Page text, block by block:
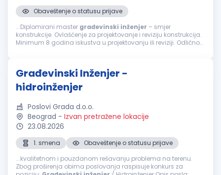
Obaveštenje o statusu prijave
...Diplomirani master građevinski inženjer – smjer
konstrukcije. Ovlašćenje za projektovanje i reviziju konstrukcija.
Minimum 8 godina iskustva u projektovanju ili reviziji. Odlično
Građevinski Inženjer -
hidroinženjer
Poslovi Grada d.o.o.
Beograd - Izvan pretražene lokacije
23.08.2026
1. smena
Obaveštenje o statusu prijave
...kvalitetnom i pouzdanom rešavanju problema na terenu.
Zbog proširenja obima poslovanja raspisuje konkurs za